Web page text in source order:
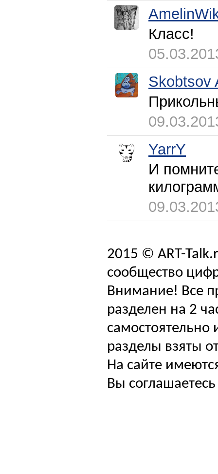
Класс!
Skobtsov
YarrY
И
2015 © ART-
сообщество
Внимание! Все
разделен на 2
самостоятельно
разделы взяты
На сайте
Вы